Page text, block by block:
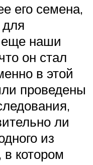
его семена,
для
еще наши
он стал
в этой
проведены
ли
из
в котором